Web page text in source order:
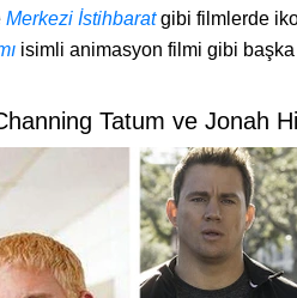
Merkezi İstihbaratgibi filmlerde
isimli animasyon filmi gibi başka
Tatum ve Jonah Hill